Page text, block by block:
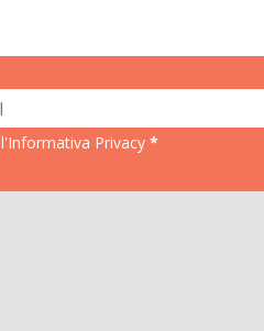
l'Informativa Privacy *